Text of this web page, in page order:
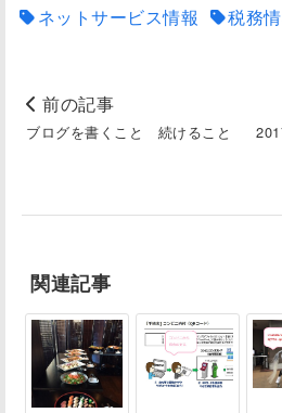
ネットサービス情報
税務
前の記事
ブログを書くこと 続けること
関連記事